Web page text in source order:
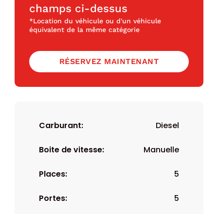
Carburant: Diesel
Boite de vitesse: Manuelle
Places: 5
Portes: 5
champs ci-dessus
RÉSERVEZ MAINTENANT